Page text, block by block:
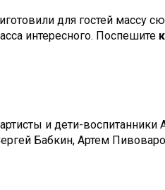
для гостей массу
интересного. Поспешите
и дети-воспитанники
Бабкин, Артем